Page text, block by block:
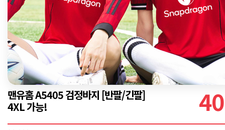
맨유홈 A5405 검정바지 [반팔/긴팔]
4XL 가능!
40